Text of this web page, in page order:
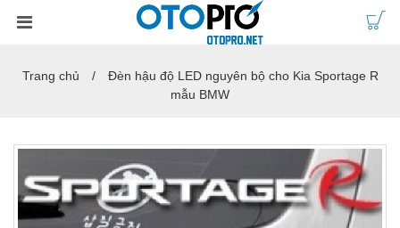
Trang chủ
Đèn hậu độ LED nguyên bộ cho Kia Sportage R
mẫu BMW